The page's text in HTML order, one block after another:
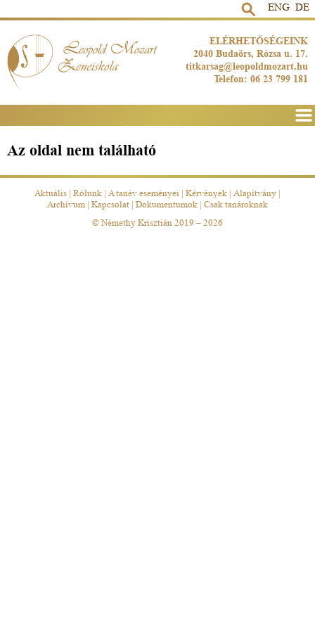
ENG DE
ELÉRHETŐSÉGEINK
2040 Budaörs, Rózsa u. 17.
titkarsag@leopoldmozart.hu
Telefon: 06 23 799 181
Az oldal nem található
Aktuális | Rólunk | A tanév eseményei | Kérvények | Alapítvány |
Archívum | Kapcsolat | Dokumentumok | Csak tanároknak
© Némethy Krisztián 2019 – 2026